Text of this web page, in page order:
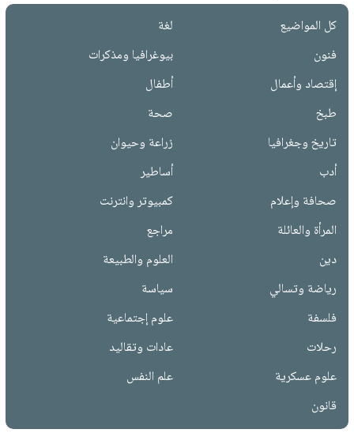
كل المواضيع
لغة
فنون
بيوغرافيا ومذكرات
إقتصاد وأعمال
أطفال
طبخ
صحة
تاريخ وجغرافيا
زراعة وحيوان
أدب
أساطير
صحافة وإعلام
كمبيوتر وانترنت
المرأة والعائلة
مراجع
دين
العلوم والطبيعة
رياضة وتسالي
سياسة
فلسفة
علوم إجتماعية
رحلات
عادات وتقاليد
علوم عسكرية
علم النفس
قانون